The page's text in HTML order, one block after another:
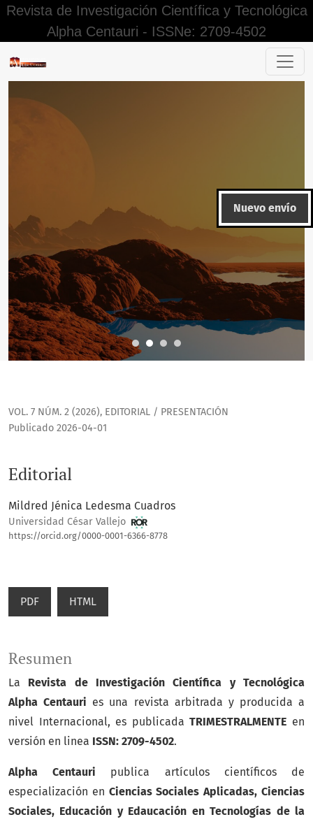
Revista de Investigación Científica y Tecnológica
Alpha Centauri - ISSNe: 2709-4502
Nuevo envío
VOL. 7 NÚM. 2 (2026), EDITORIAL / PRESENTACIÓN
Editorial
Publicado 2026-04-01
Mildred Jénica Ledesma Cuadros
Universidad César Vallejo
https://orcid.org/0000-0001-6366-8778
PDF HTML
Resumen
La Revista de Investigación Científica y Tecnológica
Alpha Centauri es una revista arbitrada y producida a
nivel Internacional, es publicadaTRIMESTRALMENTE en
versión en linea ISSN: 2709-4502.
Alpha Centauri publica artículos científicos de
especialización en Ciencias Sociales Aplicadas, Ciencias
Sociales, Educación y Edaucación en Tecnologías de la